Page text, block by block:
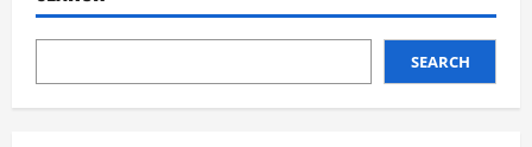
SEARCH